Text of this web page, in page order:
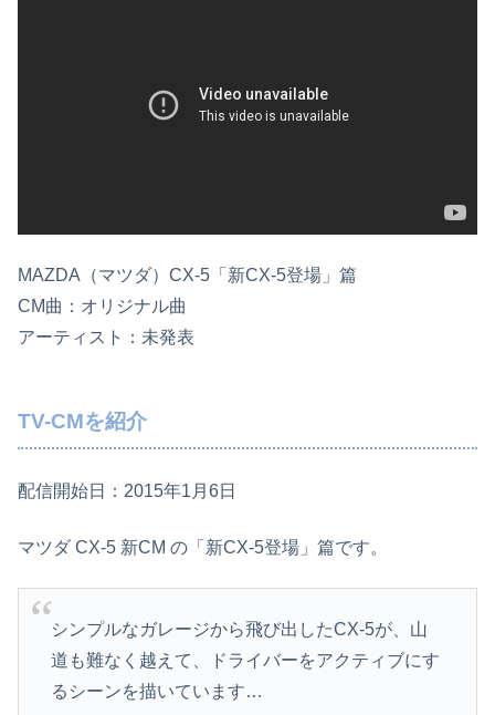
MAZDA（マツダ）CX-5「新CX-5登場」篇
CM曲：オリジナル曲
アーティスト：未発表
TV-CMを紹介
配信開始日：2015年1月6日
マツダ CX-5 新CM の「新CX-5登場」篇です。
シンプルなガレージから飛び出したCX-5が、山
道も難なく越えて、ドライバーをアクティブにす
るシーンを描いています…